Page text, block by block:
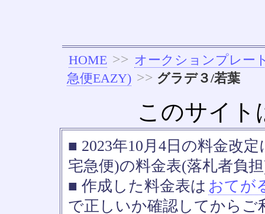
HOME >> オークションプレー
急便EAZY) >> グラデ３/若葉
このサイト
■ 2023年10月4日の料金改
宅急便)の料金表(落札者負
■ 作成した料金表は おてが
で正しいか確認してからご